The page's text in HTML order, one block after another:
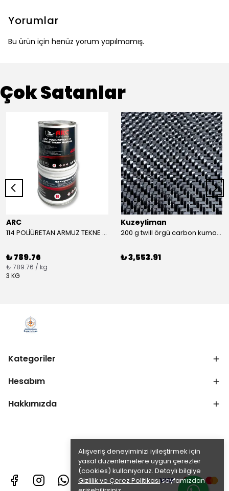
Alışveriş deneyiminizi iyileştirmek için
yasal düzenlemelere uygun çerezler
(cookies) kullanıyoruz. Detaylı bilgiye
Gizlilik ve Çerez Politikasısayfamızdan
Yorumlar
Bu ürün için henüz yorum yapılmamış.
Çok Satanlar
ARC
114 POLİÜRETAN ARMUZ TEKNE MACUNU TAKIM (BEYAZ)
₺ 789.76
₺ 789.76 / kg
3 KG
Kuzeyliman
200 g twill örgü carbon kumaş m2
₺ 3,553.91
Kategoriler
Hesabım
Hakkımızda